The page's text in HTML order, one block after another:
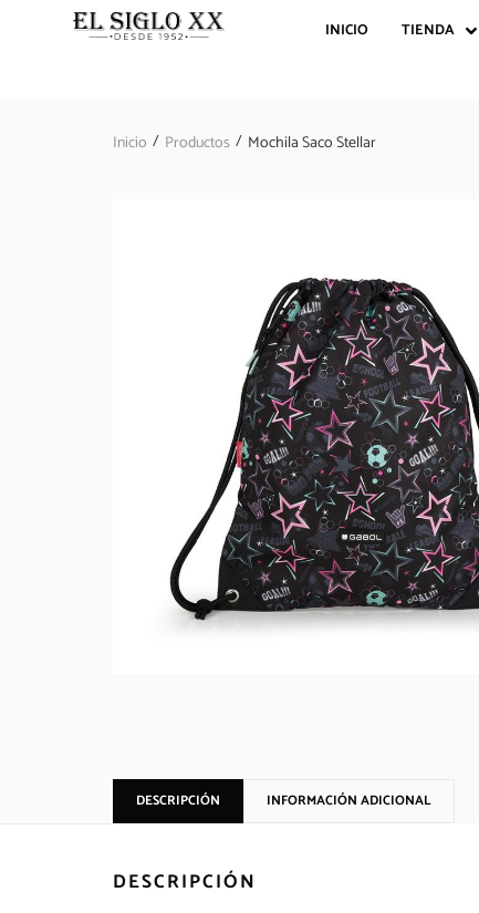
INICIO TIENDA
Inicio / Productos / Mochila Saco Stellar
DESCRIPCIÓN INFORMACIÓN ADICIONAL
DESCRIPCIÓN